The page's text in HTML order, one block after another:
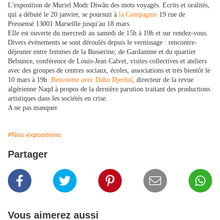
L'exposition de Muriel Modr Diwãn des mots voyagés. Ecrits et oralités,
qui a débuté le 20 janvier, se poursuit à la Compagnie 19 rue de
Pressensé 13001 Marseille jusqu'au 18 mars.
Elle est ouverte du mercredi au samedi de 15h à 19h et sur rendez-vous.
Divers évènements se sont déroulés depuis le vernissage : rencontre-
déjeuner entre femmes de la Busserine, de Gardannne et du quartier
Belsunce, conférence de Louis-Jean Calvet, visites collectives et ateliers
avec des groupes de centres sociaux, écoles, associations et très bientôt le
10 mars à 19h Rencontre avec Daho Djerbal, directeur de la revue
algérienne Naqd à propos de la dernière parution traitant des productions
artistiques dans les sociétés en crise.
A ne pas manquer.
#Nos expositions
Partager
Vous aimerez aussi